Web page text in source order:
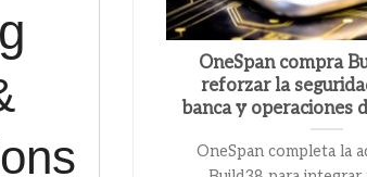
OneSpan compra
reforzar la
banca y operaciones
OneSpan completa la